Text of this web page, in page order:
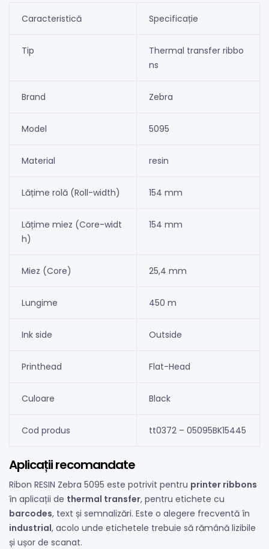
Caracteristică Specificație
Tip
Thermal transfer ribbo
ns
Brand Zebra
Model 5095
Material resin
Lățime rolă (Roll-width) 154 mm
Lățime miez (Core-widt
h)
154 mm
Miez (Core) 25,4 mm
Lungime 450 m
Ink side Outside
Printhead Flat-Head
Culoare Black
Cod produs tt0372 – 05095BK15445
Aplicații recomandate
Ribon RESIN Zebra 5095 este potrivit pentru printer ribbons
în aplicații de thermal transfer, pentru etichete cu
barcodes, text și semnalizări. Este o alegere frecventă în
industrial, acolo unde etichetele trebuie să rămână lizibile
și ușor de scanat.